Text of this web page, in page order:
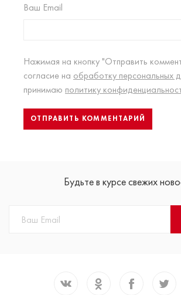
Ваш Email
Нажимая на кнопку "Отправить
согласие на обработку персональных
принимаю политику
Будьте в курсе свежих